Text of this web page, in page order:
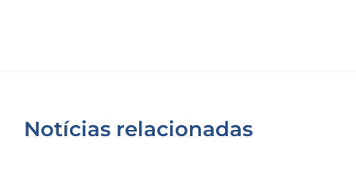
Notícias relacionadas